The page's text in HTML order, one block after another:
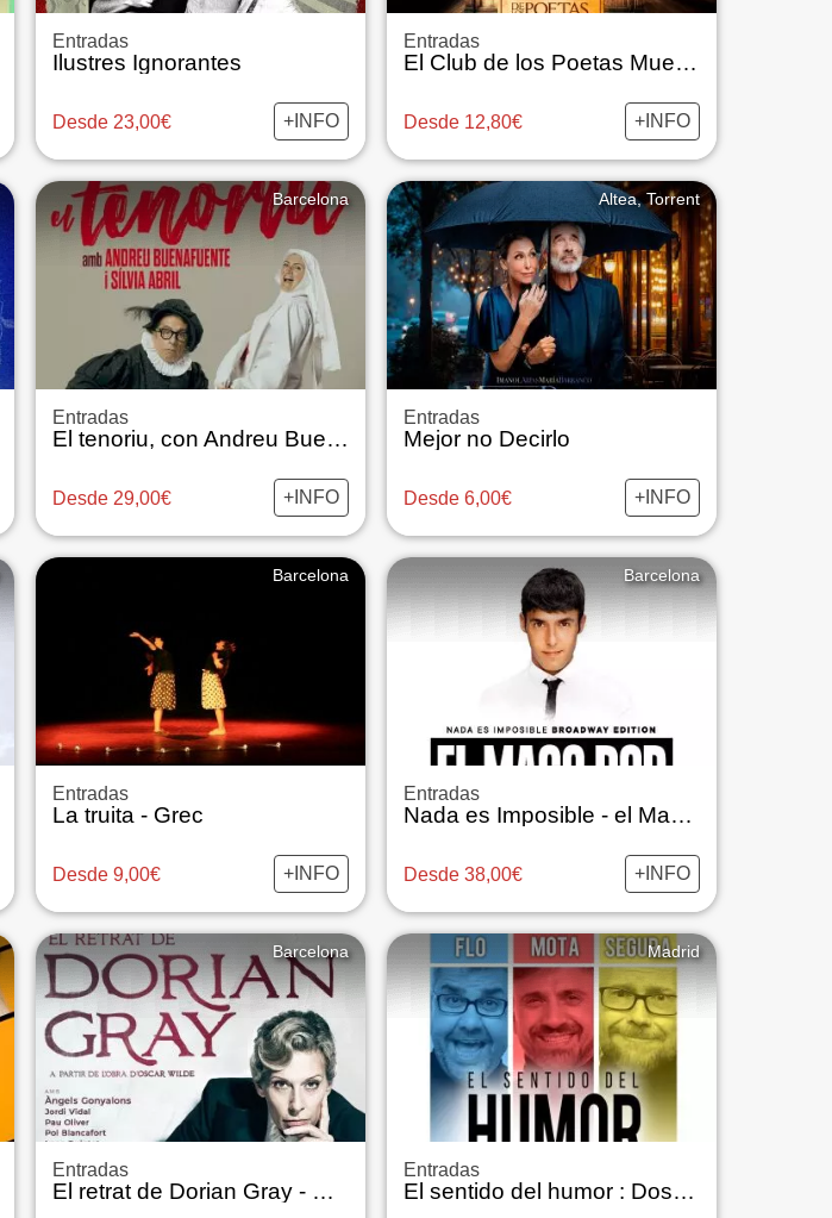
Entradas
Ilustres Ignorantes
Desde 23,00€ +INFO
Entradas
El Club de los Poetas Muertos
Desde 12,80€ +INFO
Barcelona
Entradas
El tenoriu, con Andreu Buenafuente y Sílvia Abril
Desde 29,00€ +INFO
Altea, Torrent
Entradas
Mejor no Decirlo
Desde 6,00€ +INFO
Barcelona
Entradas
La truita - Grec
Desde 9,00€ +INFO
Barcelona
Entradas
Nada es Imposible - el Mago pop
Desde 38,00€ +INFO
Barcelona
Entradas
El retrat de Dorian Gray - Àngels Gonyalons
Madrid
Entradas
El sentido del humor : Dos Tontos y Yo